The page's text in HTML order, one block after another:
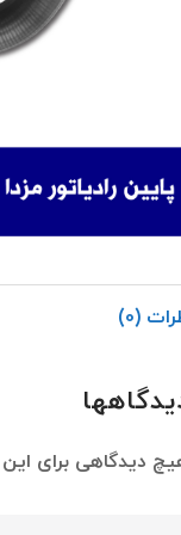
(0)
دیدگاهی برای